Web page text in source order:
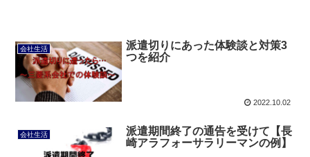
会社生活
派遣切りにあった体験談と対策3
つを紹介
2022.10.02
会社生活
派遣期間終了の通告を受けて【長
崎アラフォーサラリーマンの例】